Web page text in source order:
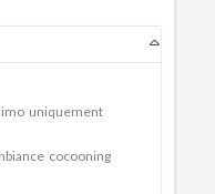
uniquement
cocooning